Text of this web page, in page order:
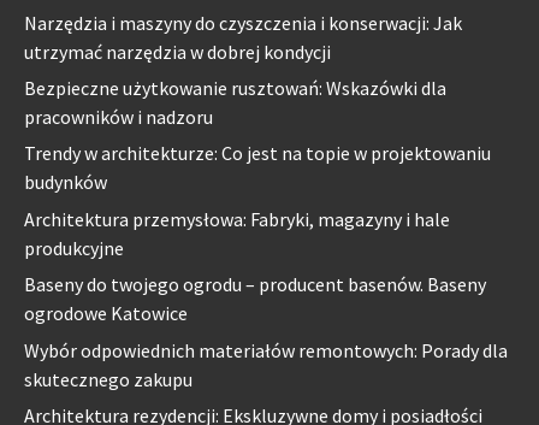
Narzędzia i maszyny do czyszczenia i konserwacji: Jak
utrzymać narzędzia w dobrej kondycji
Bezpieczne użytkowanie rusztowań: Wskazówki dla
pracowników i nadzoru
Trendy w architekturze: Co jest na topie w projektowaniu
budynków
Architektura przemysłowa: Fabryki, magazyny i hale
produkcyjne
Baseny do twojego ogrodu – producent basenów. Baseny
ogrodowe Katowice
Wybór odpowiednich materiałów remontowych: Porady dla
skutecznego zakupu
Architektura rezydencji: Ekskluzywne domy i posiadłości